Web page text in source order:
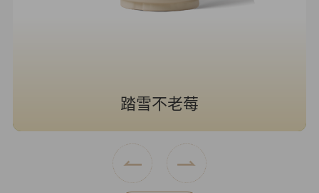
书亦烧仙草